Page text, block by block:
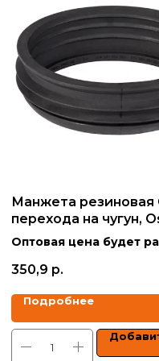
Манжета резиновая
перехода на чугун,
110
Оптовая цена будет
объёма заказа.
Цены указаны с учетом
350,9 р.
Подробнее